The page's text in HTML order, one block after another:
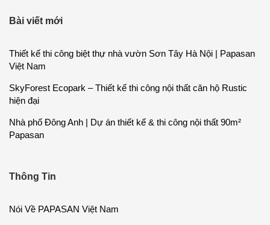
Bài viết mới
Thiết kế thi công biệt thự nhà vườn Sơn Tây Hà Nội | Papasan
Việt Nam
SkyForest Ecopark – Thiết kế thi công nội thất căn hộ Rustic
hiện đại
Nhà phố Đông Anh | Dự án thiết kế & thi công nội thất 90m²
Papasan
Thông Tin
Nói Về PAPASAN Việt Nam